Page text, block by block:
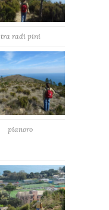
tra radi pini
pianoro